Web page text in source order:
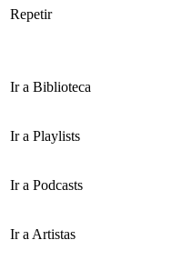
Repetir
Ir a Biblioteca
Ir a Playlists
Ir a Podcasts
Ir a Artistas